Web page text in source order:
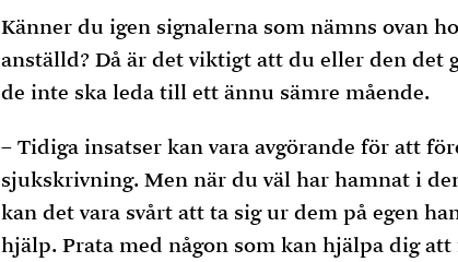
Känner du igen signalerna som nämns ovan
anställd? Då är det viktigt att du eller den det
de inte ska leda till ett ännu sämre mående.
– Tidiga insatser kan vara avgörande för att
sjukskrivning. Men när du väl har hamnat i
kan det vara svårt att ta sig ur dem på egen
hjälp. Prata med någon som kan hjälpa dig